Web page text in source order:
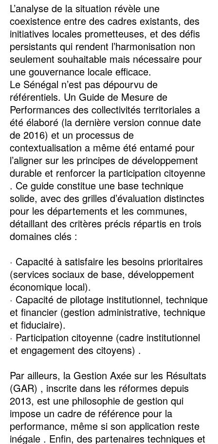
L’analyse de la situation révèle une
coexistence entre des cadres existants, des
initiatives locales prometteuses, et des défis
persistants qui rendent l’harmonisation non
seulement souhaitable mais nécessaire pour
une gouvernance locale efficace.
Le Sénégal n’est pas dépourvu de
référentiels. Un Guide de Mesure de
Performances des collectivités territoriales a
été élaboré (la dernière version connue date
de 2016) et un processus de
contextualisation a même été entamé pour
l’aligner sur les principes de développement
durable et renforcer la participation citoyenne
. Ce guide constitue une base technique
solide, avec des grilles d’évaluation distinctes
pour les départements et les communes,
détaillant des critères précis répartis en trois
domaines clés :
· Capacité à satisfaire les besoins prioritaires
(services sociaux de base, développement
économique local).
· Capacité de pilotage institutionnel, technique
et financier (gestion administrative, technique
et fiduciaire).
· Participation citoyenne (cadre institutionnel
et engagement des citoyens) .
Par ailleurs, la Gestion Axée sur les Résultats
(GAR) , inscrite dans les réformes depuis
2013, est une philosophie de gestion qui
impose un cadre de référence pour la
performance, même si son application reste
inégale . Enfin, des partenaires techniques et